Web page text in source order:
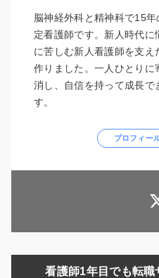
脳神経外科と精神科で15
定看護師です。新人時代に
に苦しむ新人看護師を支え
作りました。一人ひとりに
消し、自信を持って成長で
す。
プロフィー
看護師1年目でも転職